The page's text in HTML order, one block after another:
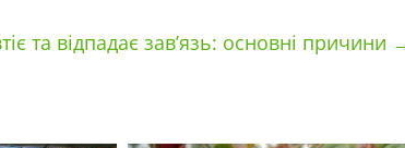
та відпадає зав’язь: основні причини